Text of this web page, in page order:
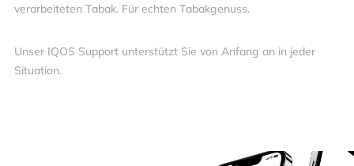
verarbeiteten Tabak. Für echten Tabakgenuss.
Unser IQOS Support unterstützt Sie von Anfang an in jeder
Situation.